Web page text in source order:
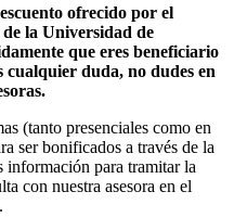
ofrecido por el
la Universidad de
que eres beneficiario
cualquier duda, no dudes en
(tanto presenciales como en
ser bonificados a través de la
información para tramitar la
con nuestra asesora en el